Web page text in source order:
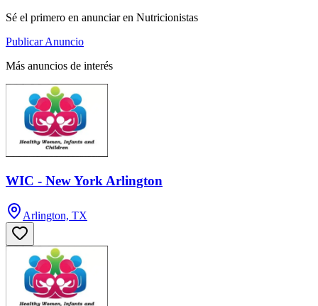
Sé el primero en anunciar en Nutricionistas
Publicar Anuncio
Más anuncios de interés
WIC - New York Arlington
Arlington, TX